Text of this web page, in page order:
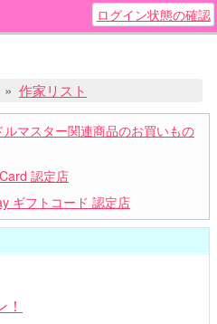
ログイン状態の確認
作家リスト
マスター関連商品のお買いもの
認定店
ギフトコード 認定店